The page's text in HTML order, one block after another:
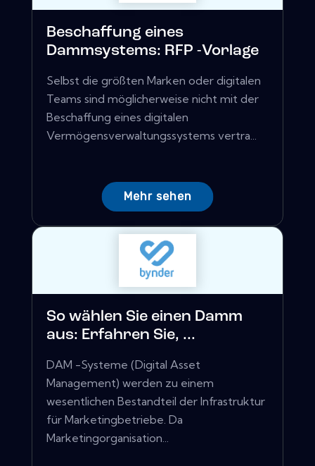
Beschaffung eines
Dammsystems: RFP -Vorlage
Selbst die größten Marken oder digitalen
Teams sind möglicherweise nicht mit der
Beschaffung eines digitalen
Vermögensverwaltungssystems vertra...
Mehr sehen
So wählen Sie einen Damm
aus: Erfahren Sie, ...
DAM -Systeme (Digital Asset
Management) werden zu einem
wesentlichen Bestandteil der Infrastruktur
für Marketingbetriebe. Da
Marketingorganisation...